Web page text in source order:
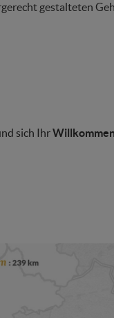
gestalteten
sich Ihr